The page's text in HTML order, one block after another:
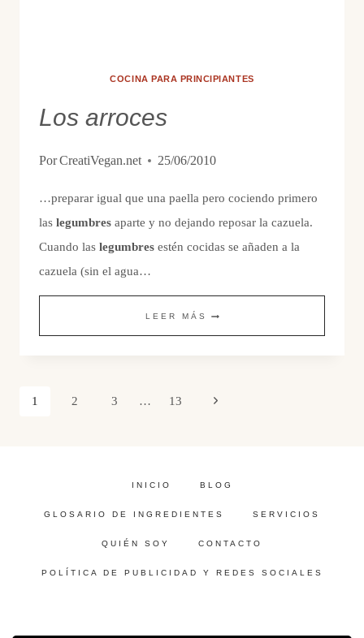
COCINA PARA PRINCIPIANTES
Los arroces
PorCreatiVegan.net 25/06/2010
…preparar igual que una paella pero cociendo primero
las legumbres aparte y no dejando reposar la cazuela.
Cuando las legumbres estén cocidas se añaden a la
cazuela (sin el agua…
LEER MÁS LOS
ARROCES
Navegación
1 2 3 … 13 Siguiente
INICIO BLOG
GLOSARIO DE INGREDIENTES SERVICIOS
QUIÉN SOY CONTACTO
POLÍTICA DE PUBLICIDAD Y REDES SOCIALES